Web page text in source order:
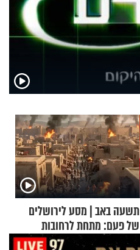
תשעה באב | מסע לירושלים
של פעם: מתחת לרחובות
ירושלים